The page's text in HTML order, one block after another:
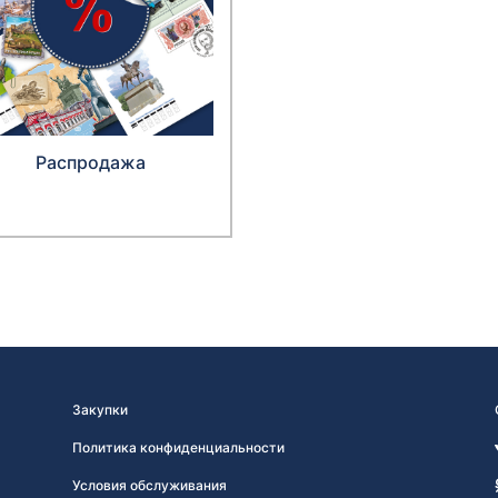
Распродажа
Закупки
Политика конфиденциальности
Условия обслуживания